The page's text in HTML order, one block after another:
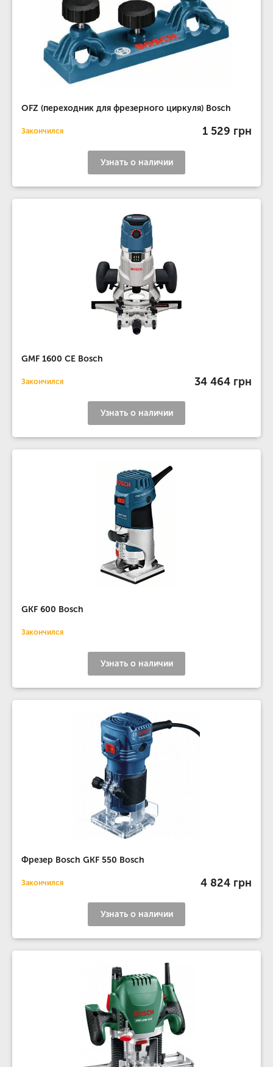
OFZ (переходник для фрезерного циркуля) Bosch
Закончился 1 529 грн
Узнать о наличии
GMF 1600 CE Bosch
Закончился 34 464 грн
Узнать о наличии
GKF 600 Bosch
Закончился
Узнать о наличии
Фрезер Bosch GKF 550 Bosch
Закончился 4 824 грн
Узнать о наличии